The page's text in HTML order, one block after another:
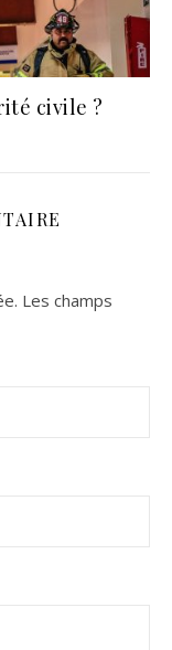
civile ?
Les champs